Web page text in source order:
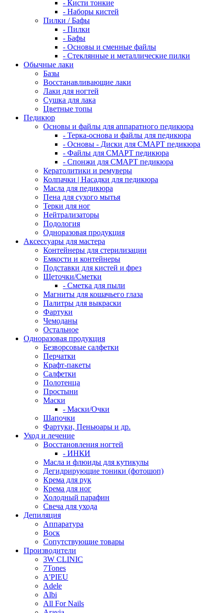
- Кисти тонкие
- Наборы кистей
Пилки / Бафы
- Пилки
- Бафы
- Основы и сменные файлы
- Стеклянные и металлические пилки
Обычные лаки
Базы
Восстанавливающие лаки
Лаки для ногтей
Сушка для лака
Цветные топы
Педикюр
Основы и файлы для аппаратного педикюра
- Терка-основа и файлы для педикюра
- Основы - Диски для СМАРТ педикюра
- Файлы для СМАРТ педикюра
- Спонжи для СМАРТ педикюра
Кератолитики и ремуверы
Колпачки | Насадки для педикюра
Масла для педикюра
Пена для сухого мытья
Терки для ног
Нейтрализаторы
Подология
Одноразовая продукция
Аксессуары для мастера
Контейнеры для стерилизации
Емкости и контейнеры
Подставки для кистей и фрез
Щеточки/Сметки
- Сметка для пыли
Магниты для кошачьего глаза
Палитры для выкраски
Фартуки
Чемоданы
Остальное
Одноразовая продукция
Безворсовые салфетки
Перчатки
Крафт-пакеты
Салфетки
Полотенца
Простыни
Маски
- Маски/Очки
Шапочки
Фартуки, Пеньюары и др.
Уход и лечение
Восстановления ногтей
- ИНКИ
Масла и флюиды для кутикулы
Дегидрирующие тоники (фотошоп)
Крема для рук
Крема для ног
Холодный парафин
Свеча для ухода
Депиляция
Аппаратура
Воск
Сопутствующие товары
Производители
3W CLINIC
7Tones
A'PIEU
Adele
Albi
All For Nails